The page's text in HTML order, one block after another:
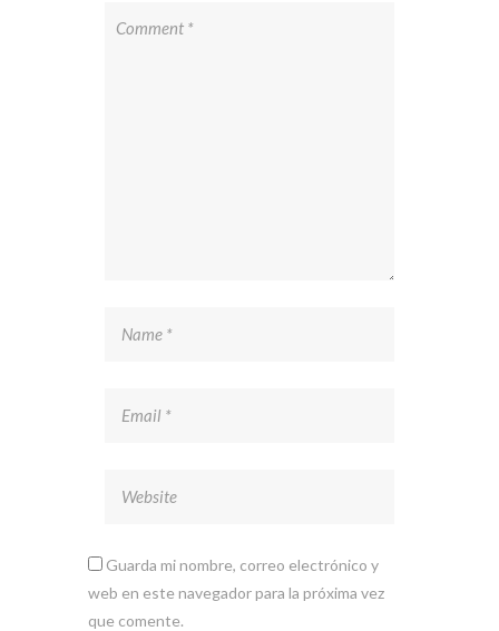
Guarda mi nombre, correo electrónico y
web en este navegador para la próxima vez
que comente.